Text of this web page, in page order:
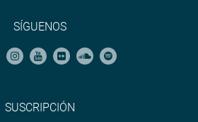
SÍGUENOS
SUSCRIPCIÓN